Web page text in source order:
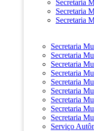
Secretaria
Secretaria
Secretaria
Secretaria
Secretaria
Secretaria
Secretaria
Secretaria
Secretaria
Secretaria
Secretaria
Secretaria
Serviço